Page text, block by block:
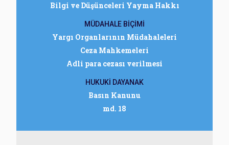
Bilgi ve Düşünceleri Yayma Hakkı
MÜDAHALE BİÇİMİ
Yargı Organlarının Müdahaleleri
Ceza Mahkemeleri
Adli para cezası verilmesi
HUKUKİ DAYANAK
Basın Kanunu
md. 18